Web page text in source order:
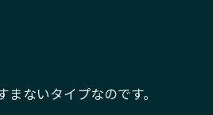
ないタイプなのです。